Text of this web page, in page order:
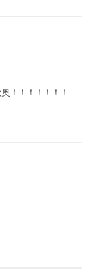
！！！！！！！